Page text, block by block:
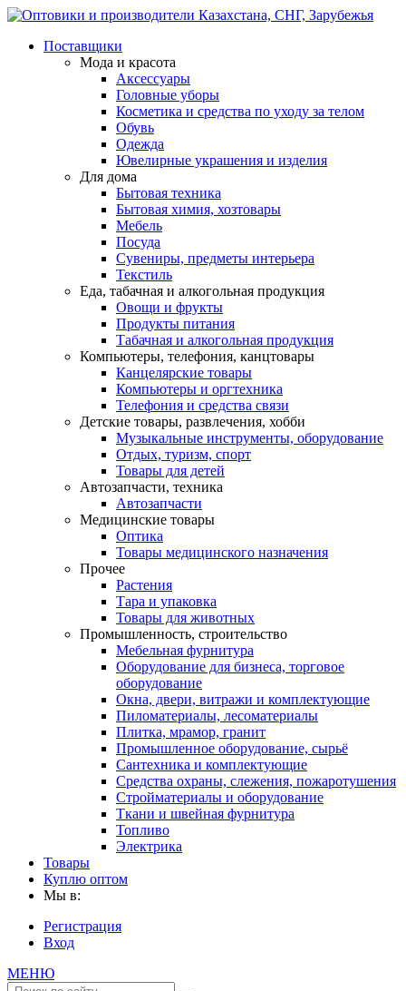
Поставщики
Мода и красота
Аксессуары
Головные уборы
Косметика и средства по уходу за телом
Обувь
Одежда
Ювелирные украшения и изделия
Для дома
Бытовая техника
Бытовая химия, хозтовары
Мебель
Посуда
Сувениры, предметы интерьера
Текстиль
Еда, табачная и алкогольная продукция
Овощи и фрукты
Продукты питания
Табачная и алкогольная продукция
Компьютеры, телефония, канцтовары
Канцелярские товары
Компьютеры и оргтехника
Телефония и средства связи
Детские товары, развлечения, хобби
Музыкальные инструменты, оборудование
Отдых, туризм, спорт
Товары для детей
Автозапчасти, техника
Автозапчасти
Медицинские товары
Оптика
Товары медицинского назначения
Прочее
Растения
Тара и упаковка
Товары для животных
Промышленность, строительство
Мебельная фурнитура
Оборудование для бизнеса, торговое
оборудование
Окна, двери, витражи и комплектующие
Пиломатериалы, лесоматериалы
Плитка, мрамор, гранит
Промышленное оборудование, сырьё
Сантехника и комплектующие
Средства охраны, слежения, пожаротушения
Стройматериалы и оборудование
Ткани и швейная фурнитура
Топливо
Электрика
Товары
Куплю оптом
Мы в:
Регистрация
Вход
МЕНЮ